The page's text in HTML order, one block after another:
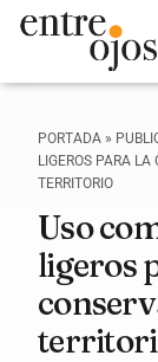
PORTADA »
LIGEROS PARA
TERRITORIO
Uso
ligeros